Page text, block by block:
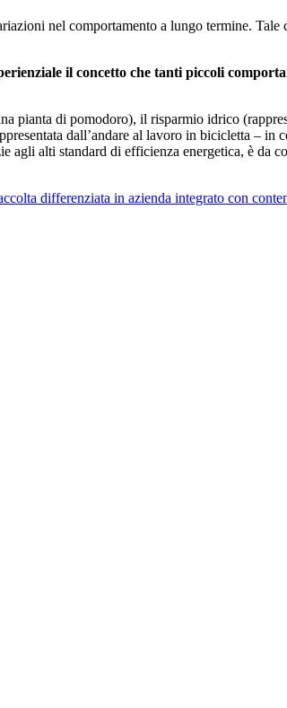
nel comportamento a lungo termine. Tale
il concetto che tanti piccoli
pianta di pomodoro), il risparmio idrico
dall’andare al lavoro in bicicletta – in
alti standard di efficienza energetica, è da
differenziata in azienda integrato con